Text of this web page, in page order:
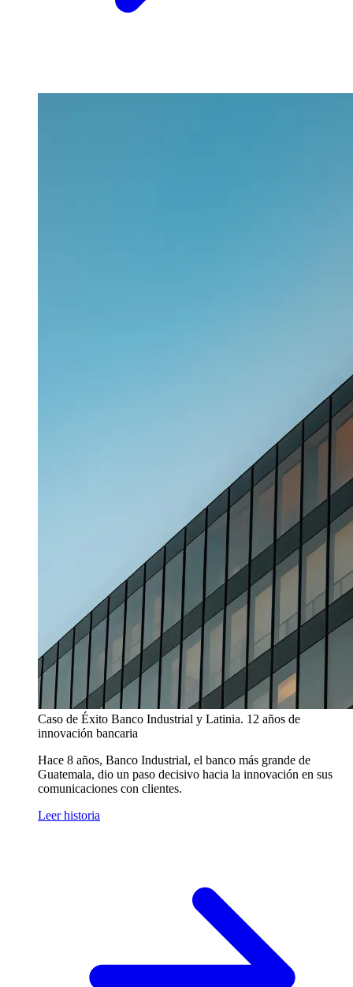
Caso de Éxito Banco Industrial y Latinia. 12 años de
innovación bancaria
Hace 8 años, Banco Industrial, el banco más grande de
Guatemala, dio un paso decisivo hacia la innovación en sus
comunicaciones con clientes.
Leer historia